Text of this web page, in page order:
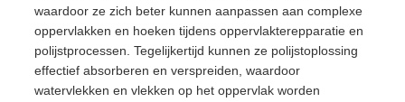
waardoor ze zich beter kunnen aanpassen aan complexe
oppervlakken en hoeken tijdens oppervlakterepparatie en
polijstprocessen. Tegelijkertijd kunnen ze polijstoplossing
effectief absorberen en verspreiden, waardoor
watervlekken en vlekken op het oppervlak worden